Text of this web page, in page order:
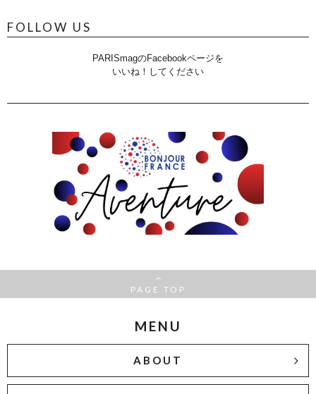
FOLLOW US
PARISmagのFacebookページを
いいね！してください
PAGE TOP
MENU
ABOUT